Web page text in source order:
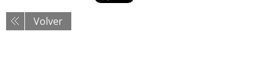
Volver